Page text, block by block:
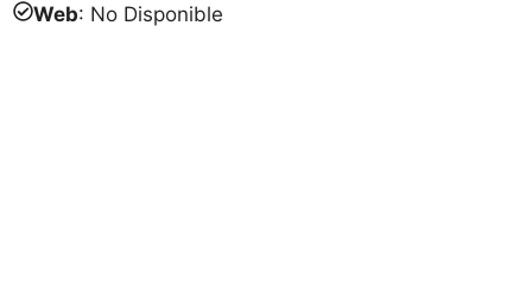
Web: No Disponible